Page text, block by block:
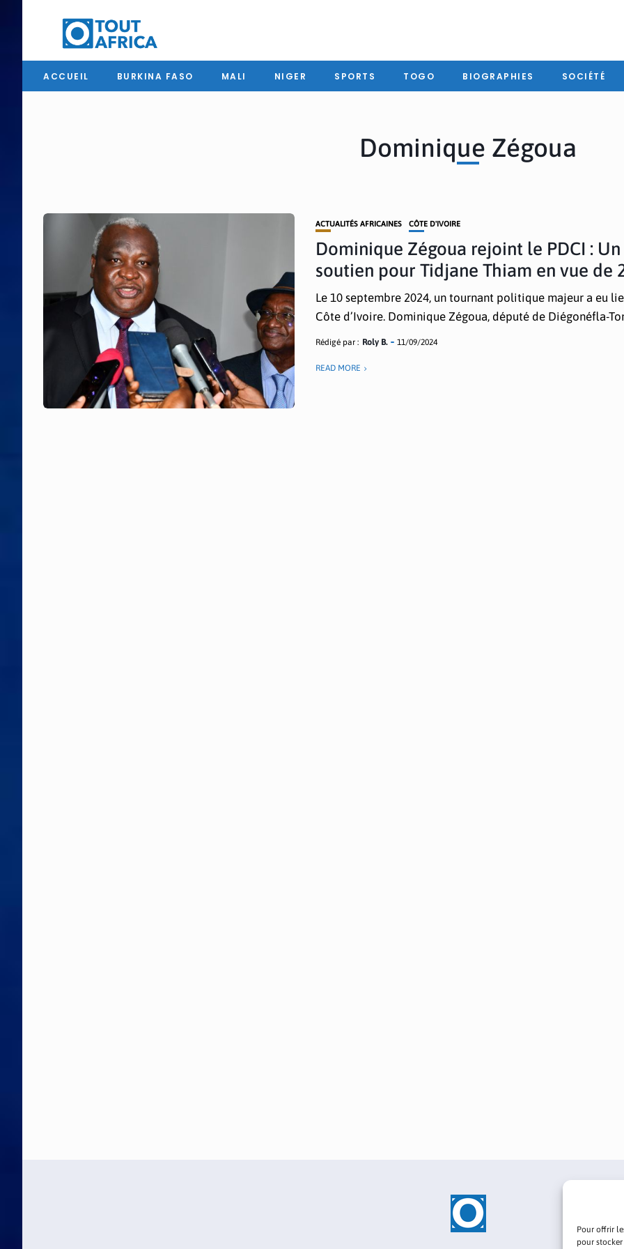
Pour offrir
pour
ACCUEIL BURKINA FASO MALI NIGER SPORTS TOGO BIOGRAPHIES SOCIÉTÉ
Dominique Zégoua
ACTUALITÉS AFRICAINES CÔTE D'IVOIRE
Dominique Zégoua rejoint le PDCI : Un
soutien pour Tidjane Thiam en vue de
Le 10 septembre 2024, un tournant politique majeur a eu
Côte d’Ivoire. Dominique Zégoua, député de Diégonéfla-
Rédigé par : Roly B. 11/09/2024
READ MORE